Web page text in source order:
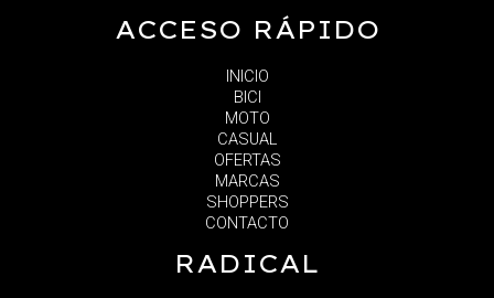
ACCESO RÁPIDO
INICIO
BICI
MOTO
CASUAL
OFERTAS
MARCAS
SHOPPERS
CONTACTO
RADICAL